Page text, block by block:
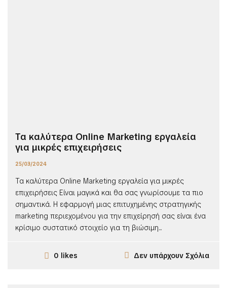
Τα καλύτερα Online Marketing εργαλεία
για μικρές επιχειρήσεις
25/03/2024
Τα καλύτερα Online Marketing εργαλεία για μικρές
επιχειρήσεις Είναι μαγικά και θα σας γνωρίσουμε τα πιο
σημαντικά. Η εφαρμογή μιας επιτυχημένης στρατηγικής
marketing περιεχομένου για την επιχείρησή σας είναι ένα
κρίσιμο συστατικό στοιχείο για τη βιώσιμη...
0 likes Δεν υπάρχουν Σχόλια